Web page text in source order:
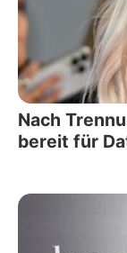
Nach
bereit für